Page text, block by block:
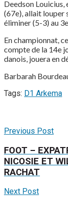
Deedson Louicius,
(67e), allait louper
éliminer (5-3) au
En championnat,
compte de la 14e
danois, jouera en
Barbarah
Tags: D1 Arkema
Previous Post
FOOT –
NICOSIE ET
RACHAT
Next Post